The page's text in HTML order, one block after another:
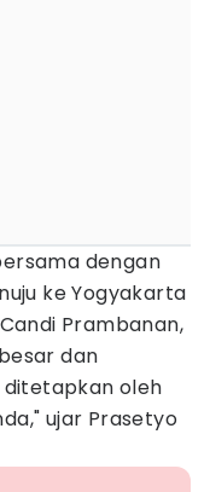
dengan
ke Yogyakarta
Prambanan,
dan
ditetapkan oleh
ujar Prasetyo